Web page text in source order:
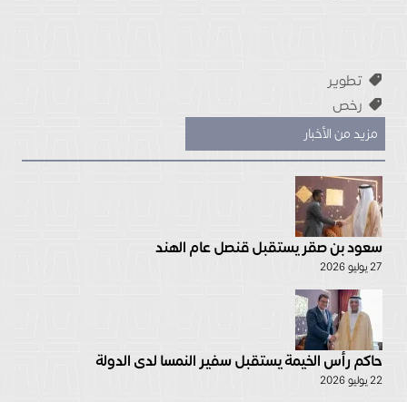
تطوير
رخص
مزيد من الأخبار
سعود بن صقر يستقبل قنصل عام الهند
27 يوليو 2026
حاكم رأس الخيمة يستقبل سفير النمسا لدى الدولة
22 يوليو 2026